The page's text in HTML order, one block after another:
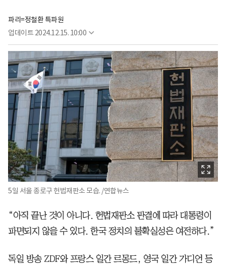
파리=정철환 특파원
업데이트 2024.12.15. 10:00
5일 서울 종로구 헌법재판소 모습. /연합뉴스
“아직 끝난 것이 아니다. 헌법재판소 판결에 따라 대통령이
파면되지 않을 수 있다. 한국 정치의 불확실성은 여전하다.”
독일 방송 ZDF와 프랑스 일간 르몽드, 영국 일간 가디언 등